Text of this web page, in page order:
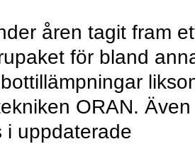
åren tagit fram
för bland
ORAN. Även
i uppdaterade